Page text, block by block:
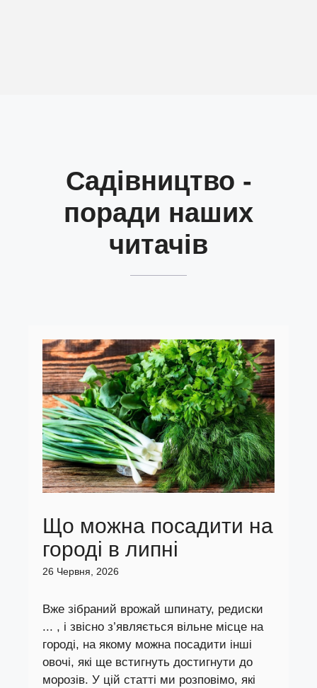
Садівництво -
поради наших
читачів
Що можна посадити на
городі в липні
26 Червня, 2026
Вже зібраний врожай шпинату, редиски
... , і звісно з’являється вільне місце на
городі, на якому можна посадити інші
овочі, які ще встигнуть достигнути до
морозів. У цій статті ми розповімо, які